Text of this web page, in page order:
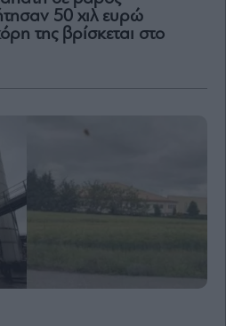
50 χιλ ευρώ
της βρίσκεται στο